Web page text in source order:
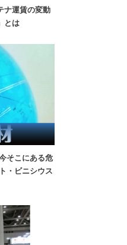
ナ運賃の変動
とは
そこにある危
・ビニシウス